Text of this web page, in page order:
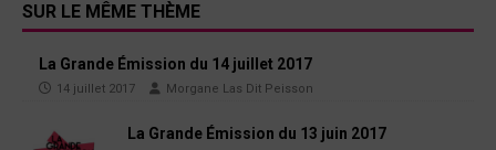
SUR LE MÊME THÈME
La Grande Émission du 14 juillet 2017
14 juillet 2017 Morgane Las Dit Peisson
La Grande Émission du 13 juin 2017